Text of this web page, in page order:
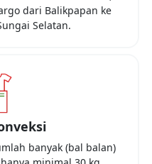
dari Balikpapan ke
Selatan.
banyak (bal balan)